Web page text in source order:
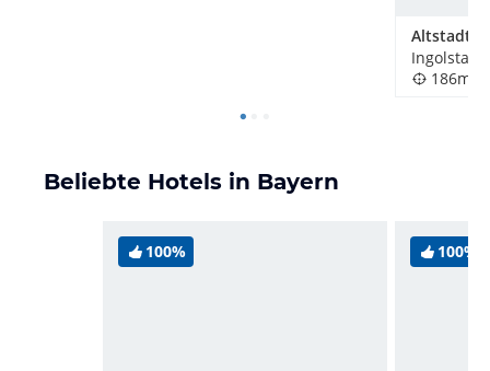
186m
Beliebte Hotels in Bayern
100% 100%